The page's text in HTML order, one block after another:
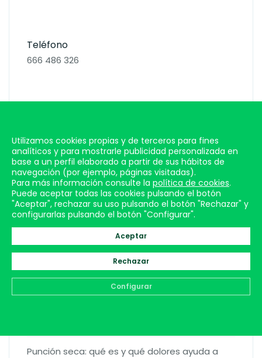
Teléfono
666 486 326
Entradas recientes
¿Qué técnicas de fisioterapia existen?
Punción seca: qué es y qué dolores ayuda a
Utilizamos cookies propias y de terceros para fines
analíticos y para mostrarle publicidad personalizada en
base a un perfil elaborado a partir de sus hábitos de
navegación (por ejemplo, páginas visitadas).
Para más información consulte la política de cookies.
Puede aceptar todas las cookies pulsando el botón
"Aceptar", rechazar su uso pulsando el botón "Rechazar" y
configurarlas pulsando el botón "Configurar".
Aceptar
Rechazar
Configurar